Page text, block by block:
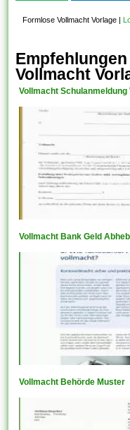
Formlose Vollmacht Vorlage
Vollmacht
Vollmacht Schulanmeldung
Vollmacht Bank Geld
Vollmacht Behörde Muster